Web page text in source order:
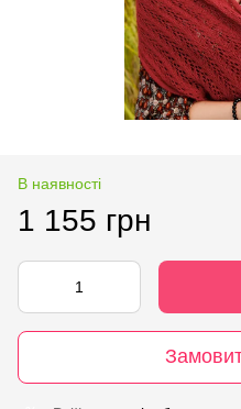
В наявності
1 155 грн